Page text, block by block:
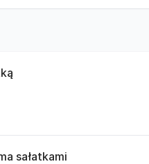
sałatkami